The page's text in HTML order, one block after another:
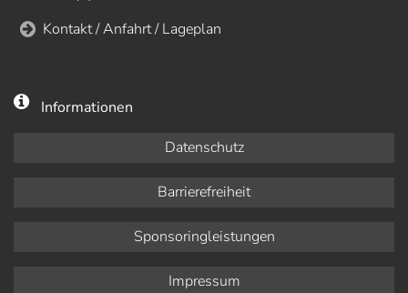
Kontakt / Anfahrt / Lageplan
Informationen
Datenschutz
Barrierefreiheit
Sponsoringleistungen
Impressum